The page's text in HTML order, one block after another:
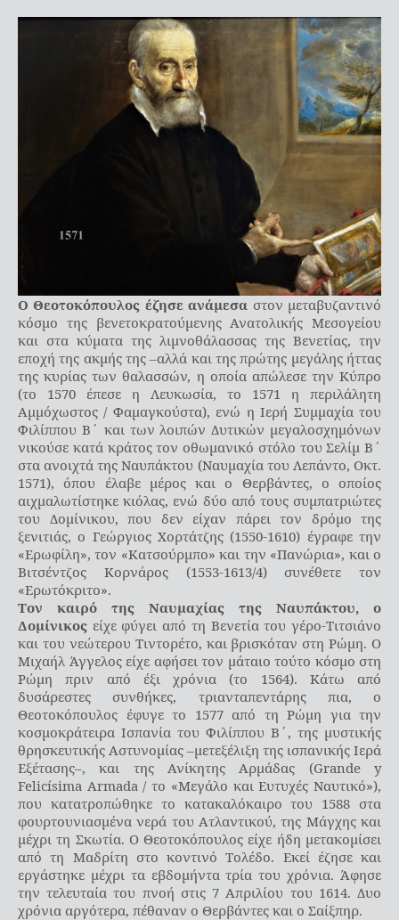
Ο Θεοτοκόπουλος έζησε ανάμεσα στον μεταβυζαντινό
κόσμο της βενετοκρατούμενης Ανατολικής Μεσογείου
και στα κύματα της λιμνοθάλασσας της Βενετίας, την
εποχή της ακμής της –αλλά και της πρώτης μεγάλης ήττας
της κυρίας των θαλασσών, η οποία απώλεσε την Κύπρο
(το 1570 έπεσε η Λευκωσία, το 1571 η περιλάλητη
Αμμόχωστος / Φαμαγκούστα), ενώ η Ιερή Συμμαχία του
Φιλίππου Β΄ και των λοιπών Δυτικών μεγαλοσχημόνων
νικούσε κατά κράτος τον οθωμανικό στόλο του Σελίμ Β΄
στα ανοιχτά της Ναυπάκτου (Ναυμαχία του Λεπάντο, Οκτ.
1571), όπου έλαβε μέρος και ο Θερβάντες, ο οποίος
αιχμαλωτίστηκε κιόλας, ενώ δύο από τους συμπατριώτες
του Δομίνικου, που δεν είχαν πάρει τον δρόμο της
ξενιτιάς, ο Γεώργιος Χορτάτζης (1550-1610) έγραφε την
«Ερωφίλη», τον «Κατσούρμπο» και την «Πανώρια», και ο
Βιτσέντζος Κορνάρος (1553-1613/4) συνέθετε τον
«Ερωτόκριτο».
Τον καιρό της Ναυμαχίας της Ναυπάκτου, ο
Δομίνικος είχε φύγει από τη Βενετία του γέρο-Τιτσιάνο
και του νεώτερου Τιντορέτο, και βρισκόταν στη Ρώμη. Ο
Μιχαήλ Άγγελος είχε αφήσει τον μάταιο τούτο κόσμο στη
Ρώμη πριν από έξι χρόνια (το 1564). Κάτω από
δυσάρεστες συνθήκες, τριανταπεντάρης πια, ο
Θεοτοκόπουλος έφυγε το 1577 από τη Ρώμη για την
κοσμοκράτειρα Ισπανία του Φιλίππου Β΄, της μυστικής
θρησκευτικής Αστυνομίας –μετεξέλιξη της ισπανικής Ιερά
Εξέτασης–, και της Ανίκητης Αρμάδας (Grande y
Felicísima Armada / το «Μεγάλο και Ευτυχές Ναυτικό»),
που κατατροπώθηκε το κατακαλόκαιρο του 1588 στα
φουρτουνιασμένα νερά του Ατλαντικού, της Μάγχης και
μέχρι τη Σκωτία. Ο Θεοτοκόπουλος είχε ήδη μετακομίσει
από τη Μαδρίτη στο κοντινό Τολέδο. Εκεί έζησε και
εργάστηκε μέχρι τα εβδομήντα τρία του χρόνια. Άφησε
την τελευταία του πνοή στις 7 Απριλίου του 1614. Δυο
χρόνια αργότερα, πέθαναν ο Θερβάντες και ο Σαίξπηρ.